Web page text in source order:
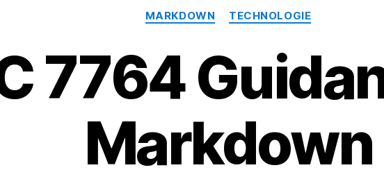
Catégories
MARKDOWN TECHNOLOGIE
7764
Markdown